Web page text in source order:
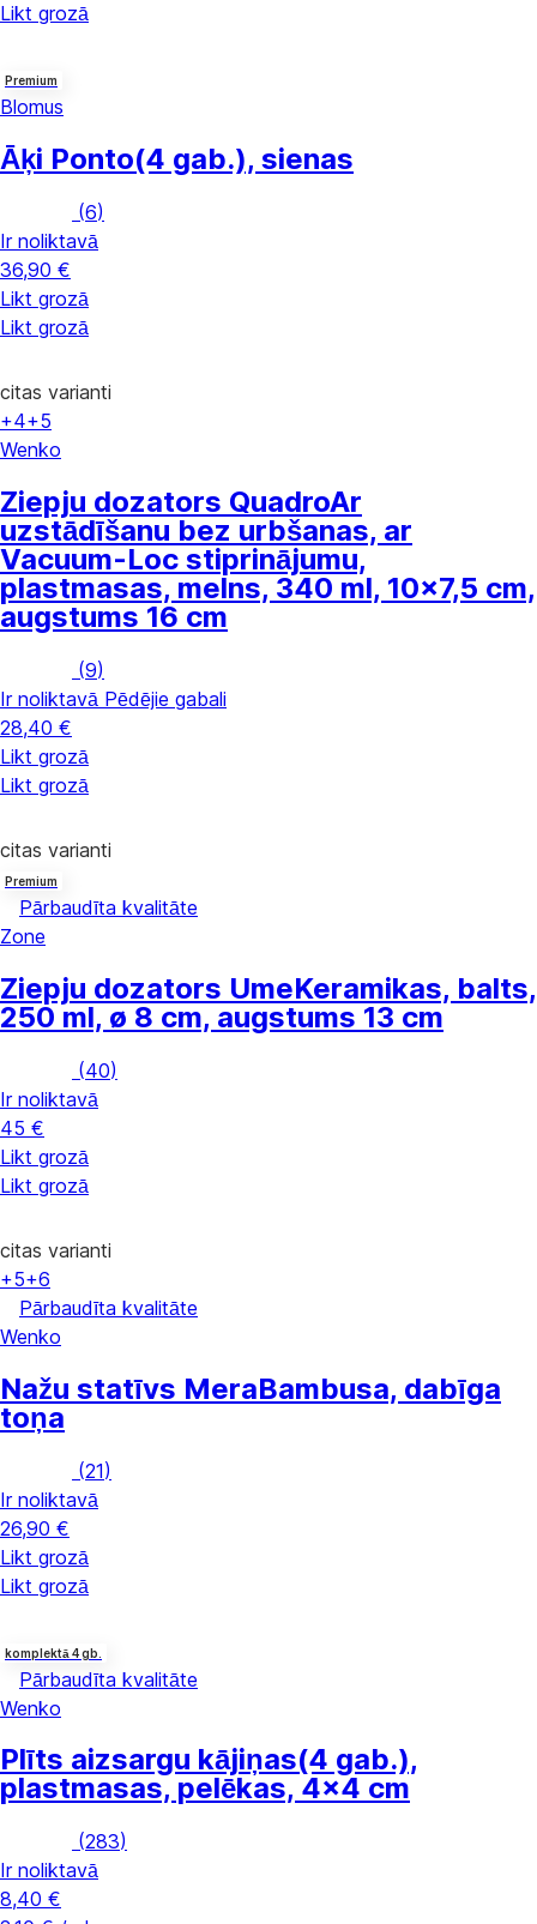
Likt grozā
Premium
Blomus
Āķi Ponto(4 gab.), sienas
(6)
Ir noliktavā
36,90 €
Likt grozā
Likt grozā
citas varianti
+4+5
Wenko
Ziepju dozators QuadroAr
uzstādīšanu bez urbšanas, ar
Vacuum-Loc stiprinājumu,
plastmasas, melns, 340 ml, 10x7,5 cm,
augstums 16 cm
(9)
Ir noliktavā Pēdējie gabali
28,40 €
Likt grozā
Likt grozā
citas varianti
Premium
Pārbaudīta kvalitāte
Zone
Ziepju dozators UmeKeramikas, balts,
250 ml, ø 8 cm, augstums 13 cm
(40)
Ir noliktavā
45 €
Likt grozā
Likt grozā
citas varianti
+5+6
Pārbaudīta kvalitāte
Wenko
Nažu statīvs MeraBambusa, dabīga
toņa
(21)
Ir noliktavā
26,90 €
Likt grozā
Likt grozā
komplektā 4 gb.
Pārbaudīta kvalitāte
Wenko
Plīts aizsargu kājiņas(4 gab.),
plastmasas, pelēkas, 4x4 cm
(283)
Ir noliktavā
8,40 €